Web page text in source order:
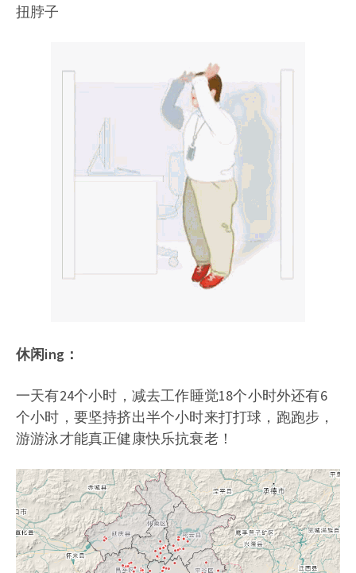
扭脖子
休闲ing：
一天有24个小时，减去工作睡觉18个小时外还有6
个小时，要坚持挤出半个小时来打打球，跑跑步，
游游泳才能真正健康快乐抗衰老！